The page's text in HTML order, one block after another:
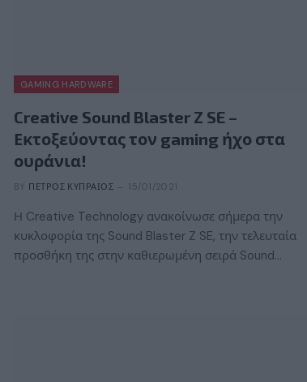
GAMING HARDWARE
Creative Sound Blaster Z SE –
Εκτοξεύοντας τον gaming ήχο στα
ουράνια!
BY ΠΈΤΡΟΣ ΚΥΠΡΑΊΟΣ 15/01/2021
Η Creative Technology ανακοίνωσε σήμερα την
κυκλοφορία της Sound Blaster Z SE, την τελευταία
προσθήκη της στην καθιερωμένη σειρά Sound…